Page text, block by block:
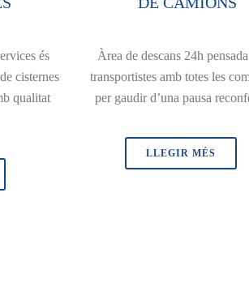
és
cisternes
qualitat
Àrea de descans 24h
transportistes amb totes les
per gaudir d’una pausa
LLEGIR MÉS